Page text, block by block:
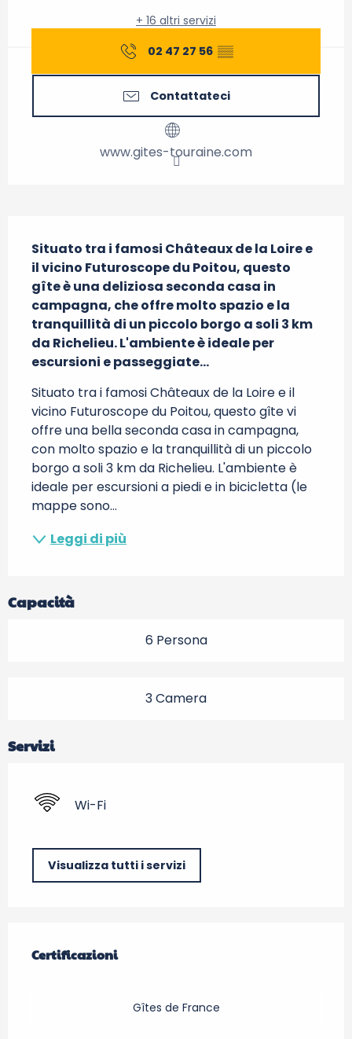
+ 16 altri servizi
02 47 27 56 ▒▒
Contattateci
www.gites-touraine.com
Situato tra i famosi Châteaux de la Loire e
il vicino Futuroscope du Poitou, questo
gîte è una deliziosa seconda casa in
campagna, che offre molto spazio e la
tranquillità di un piccolo borgo a soli 3 km
da Richelieu. L'ambiente è ideale per
escursioni e passeggiate...
Situato tra i famosi Châteaux de la Loire e il
vicino Futuroscope du Poitou, questo gîte vi
offre una bella seconda casa in campagna,
con molto spazio e la tranquillità di un piccolo
borgo a soli 3 km da Richelieu. L'ambiente è
ideale per escursioni a piedi e in bicicletta (le
mappe sono...
Leggi di più
Capacità
6 Persona
3 Camera
Servizi
Wi-Fi
Visualizza tutti i servizi
Certificazioni
Certificazioni
Gîtes de France